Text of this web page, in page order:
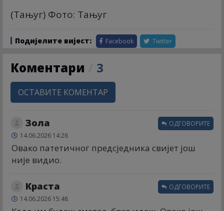
(Тањуг) Фото: Тањуг
Подијелите вијест: Facebook Twitter
Коментари 3
ОСТАВИТЕ КОМЕНТАР
Зола
14.06.2026 14:26
Овако патетичног предсједника свијет још
није видио.
ОДГОВОРИТЕ
Краста
14.06.2026 15:48
ОДГОВОРИТЕ